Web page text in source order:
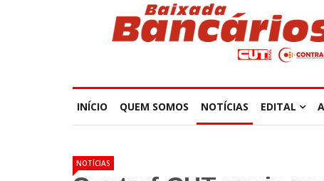
INÍCIO QUEM SOMOS NOTÍCIAS EDITAL
NOTÍCIAS